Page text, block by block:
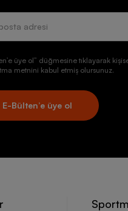
üye ol” düğmesine tıklayarak
metnini kabul etmiş olursunuz.
E-Bülten’e üye ol